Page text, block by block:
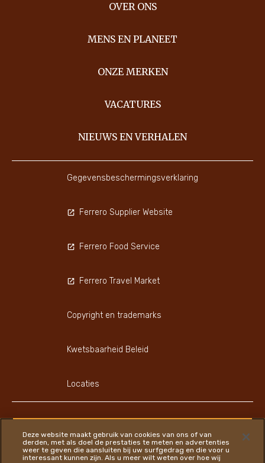
OVER ONS
MENS EN PLANEET
ONZE MERKEN
VACATURES
NIEUWS EN VERHALEN
Gegevensbeschermingsverklaring
Ferrero Supplier Website
Ferrero Food Service
Ferrero Travel Market
Copyright en trademarks
Kwetsbaarheid Beleid
Locaties
Deze website maakt gebruik van cookies van ons of van
derden, met als doel de prestaties te meten en advertenties
weer te geven die aansluiten bij uw surfgedrag en die voor u
interessant kunnen zijn. Als u meer wilt weten over hoe wij